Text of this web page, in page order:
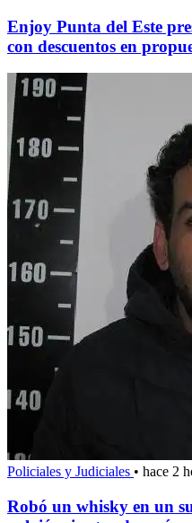
Enjoy Punta del Este
con descuentos en
Policiales y Judiciales • hace 2
Robó un whisky en un